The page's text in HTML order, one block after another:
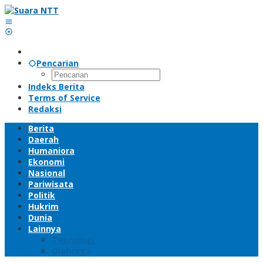
Lewati
ke
konten
Pencarian
Indeks Berita
Terms of Service
Redaksi
Berita
Daerah
Humaniora
Ekonomi
Nasional
Pariwisata
Politik
Hukrim
Dunia
Lainnya
Teknologi
Olahraga